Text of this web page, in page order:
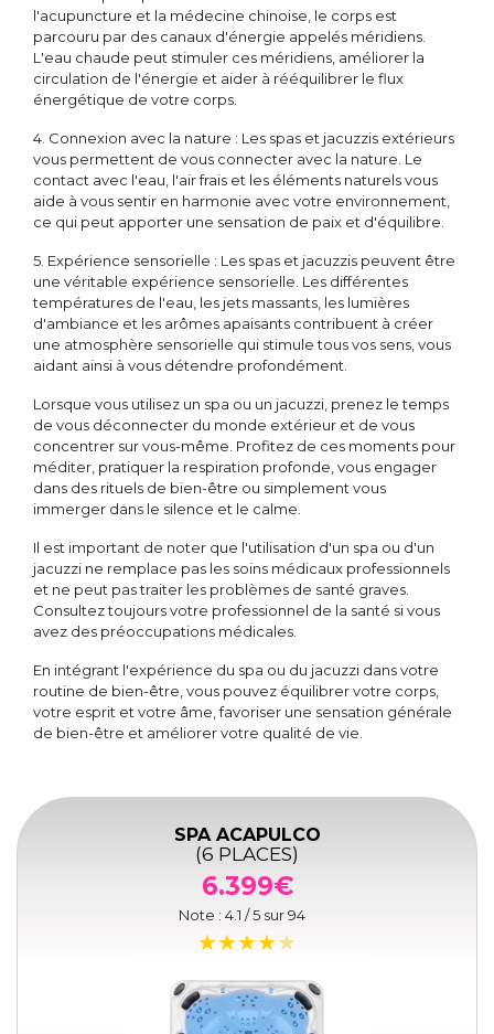
l'acupuncture et la médecine chinoise, le corps est
parcouru par des canaux d'énergie appelés méridiens.
L'eau chaude peut stimuler ces méridiens, améliorer la
circulation de l'énergie et aider à rééquilibrer le flux
énergétique de votre corps.
4. Connexion avec la nature : Les spas et jacuzzis extérieurs
vous permettent de vous connecter avec la nature. Le
contact avec l'eau, l'air frais et les éléments naturels vous
aide à vous sentir en harmonie avec votre environnement,
ce qui peut apporter une sensation de paix et d'équilibre.
5. Expérience sensorielle : Les spas et jacuzzis peuvent être
une véritable expérience sensorielle. Les différentes
températures de l'eau, les jets massants, les lumières
d'ambiance et les arômes apaisants contribuent à créer
une atmosphère sensorielle qui stimule tous vos sens, vous
aidant ainsi à vous détendre profondément.
Lorsque vous utilisez un spa ou un jacuzzi, prenez le temps
de vous déconnecter du monde extérieur et de vous
concentrer sur vous-même. Profitez de ces moments pour
méditer, pratiquer la respiration profonde, vous engager
dans des rituels de bien-être ou simplement vous
immerger dans le silence et le calme.
Il est important de noter que l'utilisation d'un spa ou d'un
jacuzzi ne remplace pas les soins médicaux professionnels
et ne peut pas traiter les problèmes de santé graves.
Consultez toujours votre professionnel de la santé si vous
avez des préoccupations médicales.
En intégrant l'expérience du spa ou du jacuzzi dans votre
routine de bien-être, vous pouvez équilibrer votre corps,
votre esprit et votre âme, favoriser une sensation générale
de bien-être et améliorer votre qualité de vie.
SPA ACAPULCO
(6 PLACES)
6.399€
Note : 4.1 / 5 sur94